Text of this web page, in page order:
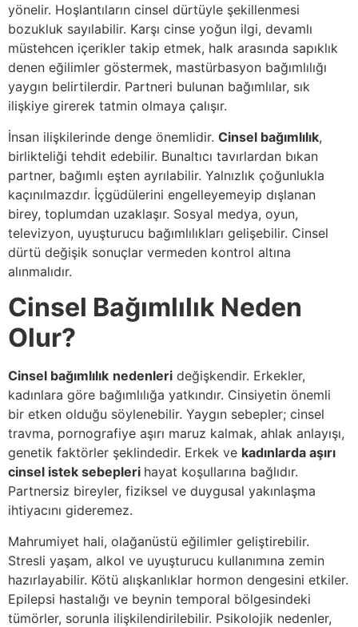
yönelir. Hoşlantıların cinsel dürtüyle şekillenmesi
bozukluk sayılabilir. Karşı cinse yoğun ilgi, devamlı
müstehcen içerikler takip etmek, halk arasında sapıklık
denen eğilimler göstermek, mastürbasyon bağımlılığı
yaygın belirtilerdir. Partneri bulunan bağımlılar, sık
ilişkiye girerek tatmin olmaya çalışır.
İnsan ilişkilerinde denge önemlidir. Cinsel bağımlılık,
birlikteliği tehdit edebilir. Bunaltıcı tavırlardan bıkan
partner, bağımlı eşten ayrılabilir. Yalnızlık çoğunlukla
kaçınılmazdır. İçgüdülerini engelleyemeyip dışlanan
birey, toplumdan uzaklaşır. Sosyal medya, oyun,
televizyon, uyuşturucu bağımlılıkları gelişebilir. Cinsel
dürtü değişik sonuçlar vermeden kontrol altına
alınmalıdır.
Cinsel Bağımlılık Neden
Olur?
Cinsel bağımlılık nedenleri değişkendir. Erkekler,
kadınlara göre bağımlılığa yatkındır. Cinsiyetin önemli
bir etken olduğu söylenebilir. Yaygın sebepler; cinsel
travma, pornografiye aşırı maruz kalmak, ahlak anlayışı,
genetik faktörler şeklindedir. Erkek ve kadınlarda aşırı
cinsel istek sebepleri hayat koşullarına bağlıdır.
Partnersiz bireyler, fiziksel ve duygusal yakınlaşma
ihtiyacını gideremez.
Mahrumiyet hali, olağanüstü eğilimler geliştirebilir.
Stresli yaşam, alkol ve uyuşturucu kullanımına zemin
hazırlayabilir. Kötü alışkanlıklar hormon dengesini etkiler.
Epilepsi hastalığı ve beynin temporal bölgesindeki
tümörler, sorunla ilişkilendirilebilir. Psikolojik nedenler,